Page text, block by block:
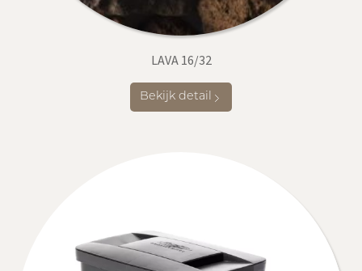
LAVA 16/32
Bekijk detail